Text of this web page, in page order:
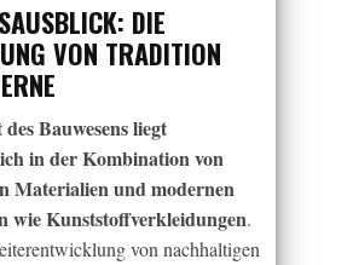
DIE
VON TRADITION
Bauwesens liegt
in der Kombination von
Materialien und modernen
wie Kunststoffverkleidungen.
von nachhaltigen